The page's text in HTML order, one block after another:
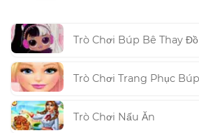
Trò Chơi Búp Bê Thay Đồ
Trò Chơi Trang Phục
Trò Chơi Nấu Ăn